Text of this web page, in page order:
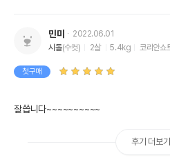
민미
2022.06.01
시돌(수컷) 2살 5.4kg 코리안쇼
첫구매
잘씁니다~~~~~~~~~~
후기 더보기